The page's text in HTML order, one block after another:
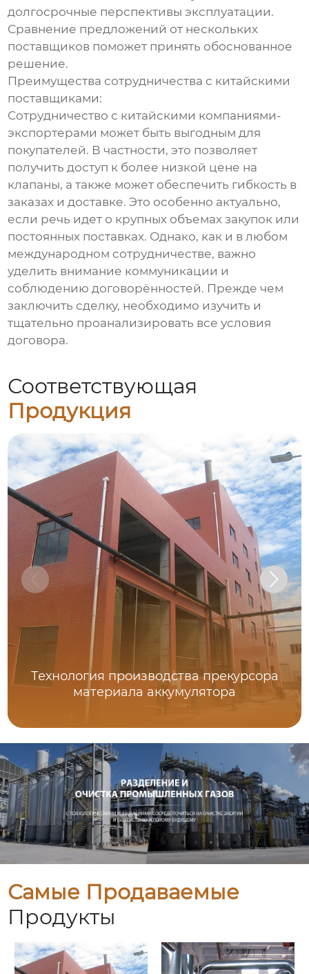
долгосрочные перспективы эксплуатации.
Сравнение предложений от нескольких
поставщиков поможет принять обоснованное
решение.
Преимущества сотрудничества с китайскими
поставщиками:
Сотрудничество с китайскими компаниями-
экспортерами может быть выгодным для
покупателей. В частности, это позволяет
получить доступ к более низкой цене на
клапаны, а также может обеспечить гибкость в
заказах и доставке. Это особенно актуально,
если речь идет о крупных объемах закупок или
постоянных поставках. Однако, как и в любом
международном сотрудничестве, важно
уделить внимание коммуникации и
соблюдению договорённостей. Прежде чем
заключить сделку, необходимо изучить и
тщательно проанализировать все условия
договора.
Соответствующая
Продукция
Технология производства прекурсора
материала аккумулятора
Самые Продаваемые
Продукты